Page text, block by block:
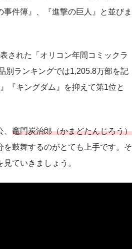
事件簿』、『進撃の巨人』と並びま
された「オリコン年間コミックラ
別ランキングでは1,205.8万部を記
『キングダム』を抑えて第1位と
竈門炭治郎（かまどたんじろう）
を鼓舞するのがとても上手です。そ
ていきましょう。